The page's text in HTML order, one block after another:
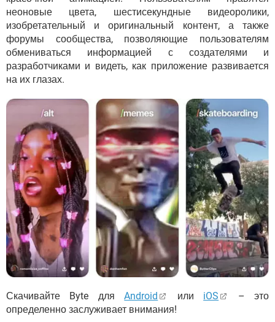
неоновые цвета, шестисекундные видеоролики,
изобретательный и оригинальный контент, а также
форумы сообщества, позволяющие пользователям
обмениваться информацией с создателями и
разработчиками и видеть, как приложение развивается
на их глазах.
Скачивайте Byte дляAndroid или iOS
– это
определенно заслуживает внимания!